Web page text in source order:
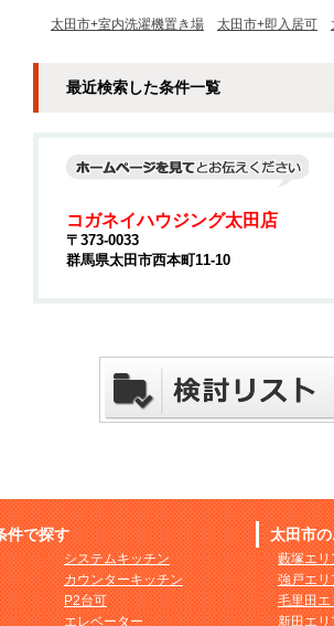
太田市+室内洗濯機置き場 太田市+即入居可
最近検索した条件一覧
コガネイハウジング太田店
〒373-0033
群馬県太田市西本町11-10
件で探す
システムキッチン
カウンターキッチン
P2台可
エレベーター
太田市
藪塚エリ
強戸エリ
毛里田エ
新田エリ